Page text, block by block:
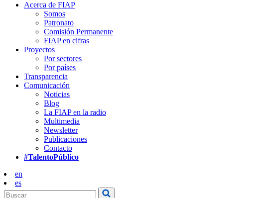
Acerca de FIAP
Somos
Patronato
Comisión Permanente
FIAP en cifras
Proyectos
Por sectores
Por países
Transparencia
Comunicación
Noticias
Blog
La FIAP en la radio
Multimedia
Newsletter
Publicaciones
Contacto
#TalentoPúblico
en
es